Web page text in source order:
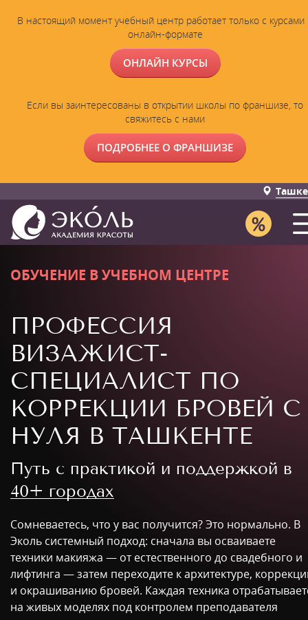
В настоящий момент учебный центр работает только с курсами
онлайн-формате
ОНЛАЙН КУРСЫ
Если вы заинтересованы в открытии школы по франшизе, то
свяжитесь с нами
ПОДРОБНЕЕ О ФРАНШИЗЕ
ОБУЧЕНИЕ В УЧЕБНОМ ЦЕНТРЕ
ПРОФЕССИЯ
ВИЗАЖИСТ-
СПЕЦИАЛИСТ ПО
КОРРЕКЦИИ БРОВЕЙ С
НУЛЯ В ТАШКЕНТЕ
Путь с практикой и поддержкой в
40+ городах
Сомневаетесь, что у вас получится? Это нормально. В
Эколь системный подход: сначала вы осваиваете
техники макияжа — от естественного до свадебного и
лифтинга — затем переходите к архитектуре,
и окрашиванию бровей. Каждая техника
на живых моделях под контролем преподавателя